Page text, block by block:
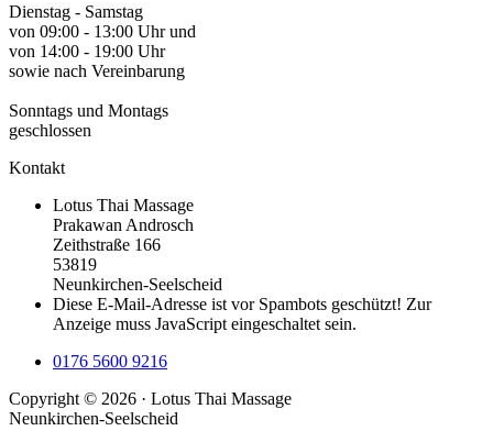
Dienstag - Samstag
von 09:00 - 13:00 Uhr und
von 14:00 - 19:00 Uhr
sowie nach Vereinbarung
Sonntags und Montags
geschlossen
Kontakt
Lotus Thai Massage
Prakawan Androsch
Zeithstraße 166
53819
Neunkirchen-Seelscheid
Diese E-Mail-Adresse ist vor Spambots geschützt! Zur
Anzeige muss JavaScript eingeschaltet sein.
0176 5600 9216
Copyright © 2026 · Lotus Thai Massage
Neunkirchen-Seelscheid